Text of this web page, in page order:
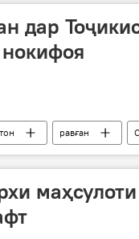
дар
равған